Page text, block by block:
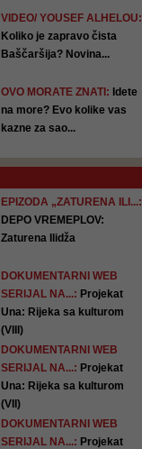
VIDEO/ YOUSEF ALHELOU:
Koliko je zapravo čista
Baščaršija? Novina...
OVO MORATE ZNATI: Idete
na more? Evo kolike vas
kazne za sao...
EPIZODA „ZATURENA ILI...:
DEPO VREMEPLOV:
Zaturena Ilidža
DOKUMENTARNI WEB
SERIJAL NA...: Projekat
Una: Rijeka sa kulturom
(VIII)
DOKUMENTARNI WEB
SERIJAL NA...: Projekat
Una: Rijeka sa kulturom
(VII)
DOKUMENTARNI WEB
SERIJAL NA...: Projekat